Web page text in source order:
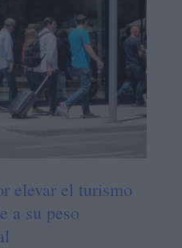
elevar el turismo
a su peso